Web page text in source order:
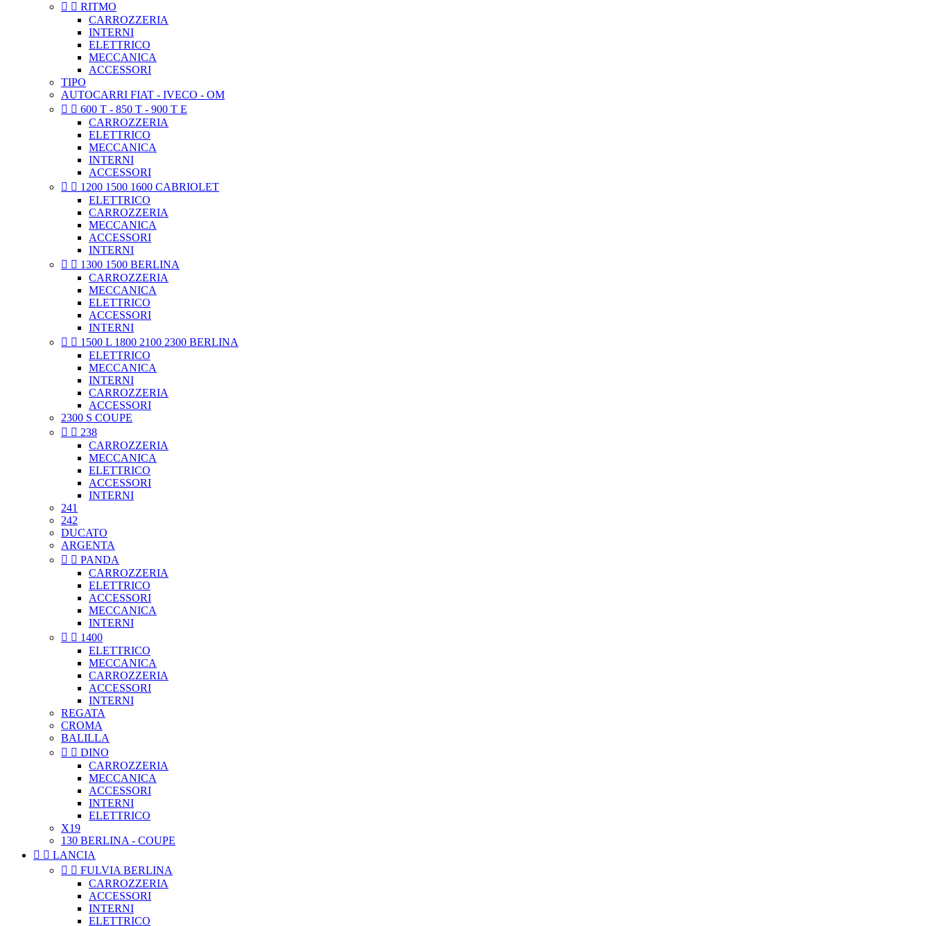
  RITMO
CARROZZERIA
INTERNI
ELETTRICO
MECCANICA
ACCESSORI
TIPO
AUTOCARRI FIAT - IVECO - OM
  600 T - 850 T - 900 T E
CARROZZERIA
ELETTRICO
MECCANICA
INTERNI
ACCESSORI
  1200 1500 1600 CABRIOLET
ELETTRICO
CARROZZERIA
MECCANICA
ACCESSORI
INTERNI
  1300 1500 BERLINA
CARROZZERIA
MECCANICA
ELETTRICO
ACCESSORI
INTERNI
  1500 L 1800 2100 2300 BERLINA
ELETTRICO
MECCANICA
INTERNI
CARROZZERIA
ACCESSORI
2300 S COUPE
  238
CARROZZERIA
MECCANICA
ELETTRICO
ACCESSORI
INTERNI
241
242
DUCATO
ARGENTA
  PANDA
CARROZZERIA
ELETTRICO
ACCESSORI
MECCANICA
INTERNI
  1400
ELETTRICO
MECCANICA
CARROZZERIA
ACCESSORI
INTERNI
REGATA
CROMA
BALILLA
  DINO
CARROZZERIA
MECCANICA
ACCESSORI
INTERNI
ELETTRICO
X19
130 BERLINA - COUPE
  LANCIA
  FULVIA BERLINA
CARROZZERIA
ACCESSORI
INTERNI
ELETTRICO